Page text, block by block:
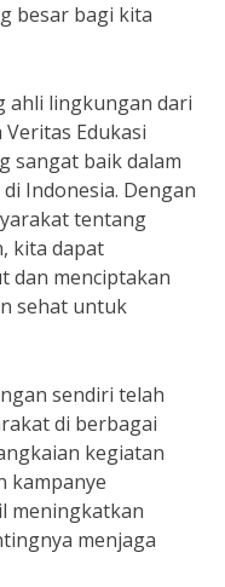
besar bagi kita
ahli lingkungan dari
Edukasi
sangat baik dalam
Indonesia. Dengan
tentang
kita dapat
dan menciptakan
sehat untuk
sendiri telah
di berbagai
kegiatan
kampanye
meningkatkan
menjaga